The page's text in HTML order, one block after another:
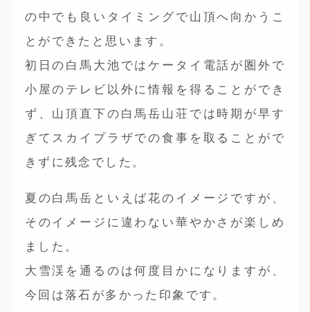
の中でも良いタイミングで山頂へ向かうこ
とができたと思います。
初日の白馬大池ではケータイ電話が圏外で
小屋のテレビ以外に情報を得ることができ
ず、山頂直下の白馬岳山荘では時期が早す
ぎてスカイプラザでの食事を取ることがで
きずに残念でした。
夏の白馬岳といえば花のイメージですが、
そのイメージに違わない華やかさが楽しめ
ました。
大雪渓を通るのは何度目かになりますが、
今回は落石が多かった印象です。